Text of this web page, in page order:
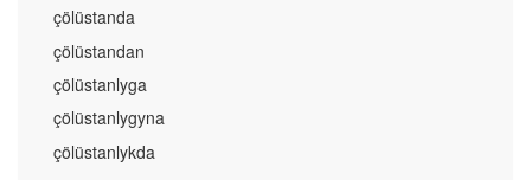
çölüstanda
çölüstandan
çölüstanlyga
çölüstanlygyna
çölüstanlykda